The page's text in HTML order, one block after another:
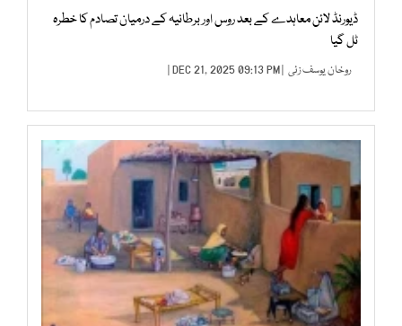
ڈیورنڈ لائن معاہدے کے بعد روس اور برطانیہ کے درمیان تصادم کا خطرہ
ٹل گیا
روخان یوسف زئی | DEC 21, 2025 09:13 PM |